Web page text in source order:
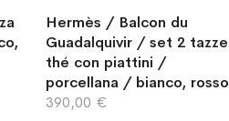
Hermès / Balcon du
Guadalquivir / set 2 tazze
thé con piattini /
porcellana / bianco, rosso
390,00 €